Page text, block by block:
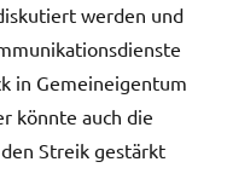
werden und
in Gemeineigentum
könnte auch die
Streik gestärkt